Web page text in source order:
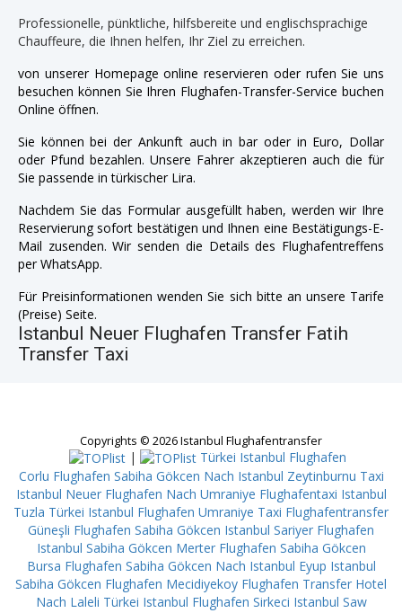
Professionelle, pünktliche, hilfsbereite und englischsprachige
Chauffeure, die Ihnen helfen, Ihr Ziel zu erreichen.
von unserer Homepage online reservieren oder rufen Sie uns
besuchen können Sie Ihren Flughafen-Transfer-Service buchen
Online öffnen.
Sie können bei der Ankunft auch in bar oder in Euro, Dollar
oder Pfund bezahlen. Unsere Fahrer akzeptieren auch die für
Sie passende in türkischer Lira.
Nachdem Sie das Formular ausgefüllt haben, werden wir Ihre
Reservierung sofort bestätigen und Ihnen eine Bestätigungs-E-
Mail zusenden. Wir senden die Details des Flughafentreffens
per WhatsApp.
Für Preisinformationen wenden Sie sich bitte an unsere Tarife
(Preise) Seite.
Istanbul Neuer Flughafen Transfer Fatih
Transfer Taxi
Copyrights © 2026 Istanbul Flughafentransfer
|
Türkei Istanbul Flughafen
Corlu Flughafen Sabiha Gökcen Nach Istanbul Zeytinburnu Taxi
Istanbul Neuer Flughafen Nach Umraniye Flughafentaxi Istanbul
Tuzla Türkei Istanbul Flughafen Umraniye Taxi Flughafentransfer
Güneşli Flughafen Sabiha Gökcen Istanbul Sariyer Flughafen
Istanbul Sabiha Gökcen Merter Flughafen Sabiha Gökcen
Bursa Flughafen Sabiha Gökcen Nach Istanbul Eyup Istanbul
Sabiha Gökcen Flughafen Mecidiyekoy Flughafen Transfer Hotel
Nach Laleli Türkei Istanbul Flughafen Sirkeci Istanbul Saw